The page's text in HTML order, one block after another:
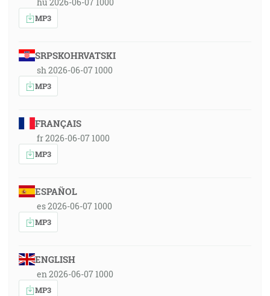
MP3
SRPSKOHRVATSKI
sh 2026-06-07 1000
MP3
FRANÇAIS
fr 2026-06-07 1000
MP3
ESPAÑOL
es 2026-06-07 1000
MP3
ENGLISH
en 2026-06-07 1000
MP3